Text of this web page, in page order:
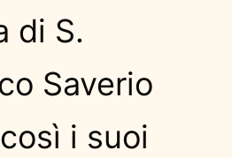
di S.
Saverio
i suoi